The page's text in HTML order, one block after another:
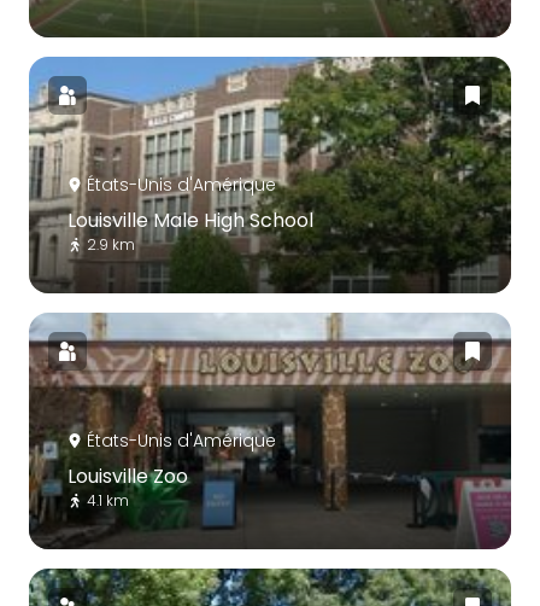
États-Unis d'Amérique
Louisville Male High School
2.9 km
États-Unis d'Amérique
Louisville Zoo
4.1 km